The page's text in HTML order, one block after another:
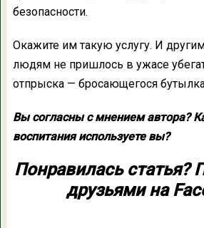
безопасности.
Окажите им такую услугу. И
людям не пришлось в ужасе
отпрыска — бросающегося
Вы согласны с мнением автора?
воспитания используете вы?
Понравилась статья?
друзьями на